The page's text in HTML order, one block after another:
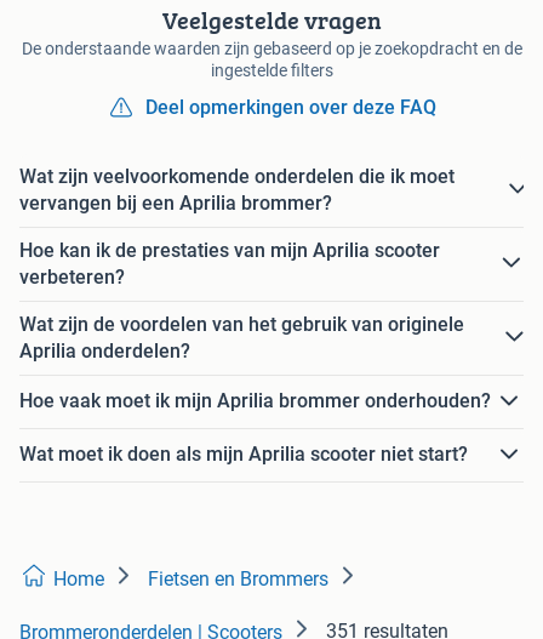
Veelgestelde vragen
De onderstaande waarden zijn gebaseerd op je zoekopdracht en de
ingestelde filters
Deel opmerkingen over deze FAQ
Wat zijn veelvoorkomende onderdelen die ik moet
vervangen bij een Aprilia brommer?
Hoe kan ik de prestaties van mijn Aprilia scooter
verbeteren?
Wat zijn de voordelen van het gebruik van originele
Aprilia onderdelen?
Hoe vaak moet ik mijn Aprilia brommer onderhouden?
Wat moet ik doen als mijn Aprilia scooter niet start?
Home Fietsen en Brommers
Brommeronderdelen | Scooters 351 resultaten